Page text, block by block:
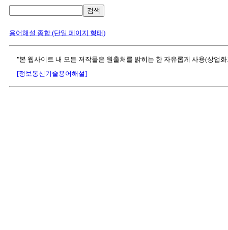
검색
용어해설 종합 (단일 페이지 형태)
"본 웹사이트 내 모든 저작물은 원출처를 밝히는 한 자유롭게 사용(상업
[정보통신기술용어해설]